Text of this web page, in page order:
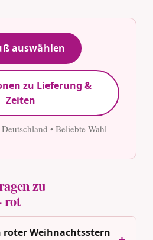
auswählen
zu Lieferung &
Zeiten
• Beliebte Wahl
zu
rot
roter Weihnachtsstern